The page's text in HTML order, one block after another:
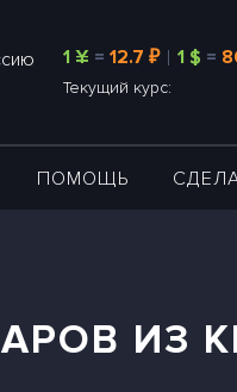
1 ¥ = 12.7 ₽ 1 $ =
Текущий курс:
ПОМОЩЬ
ИЗ